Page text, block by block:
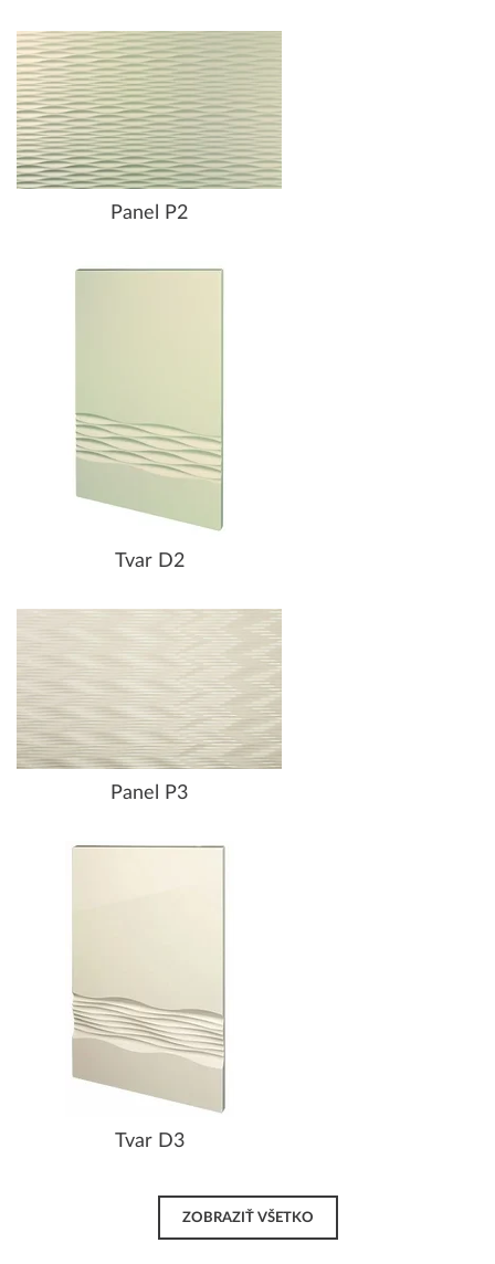
Panel P2
Tvar D2
Panel P3
Tvar D3
ZOBRAZIŤ VŠETKO